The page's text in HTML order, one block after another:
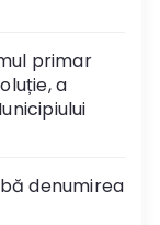
primar
a
denumirea